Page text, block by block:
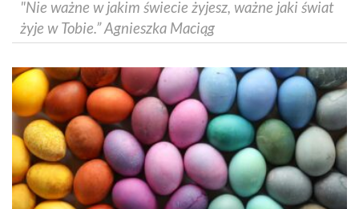
"Nie ważne w jakim świecie żyjesz, ważne jaki świat
żyje w Tobie.” Agnieszka Maciąg